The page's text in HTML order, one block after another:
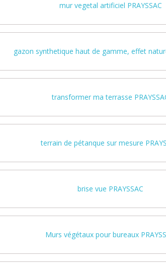
mur vegetal artificiel PRAYSSAC
gazon synthetique haut de gamme, effet
transformer ma terrasse
terrain de pétanque sur mesure
brise vue PRAYSSAC
Murs végétaux pour bureaux